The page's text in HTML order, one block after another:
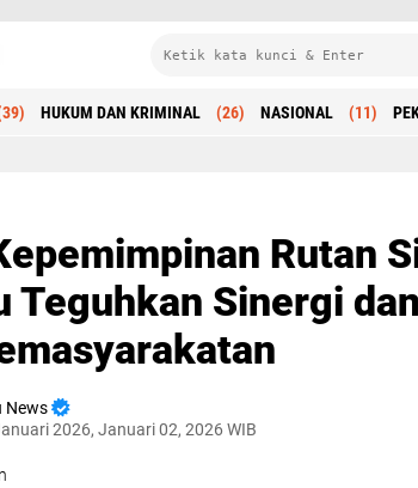
HUKUM DAN KRIMINAL (26) NASIONAL (11)
Rutan
Teguhkan Sinergi
News
2026, Januari 02, 2026 WIB